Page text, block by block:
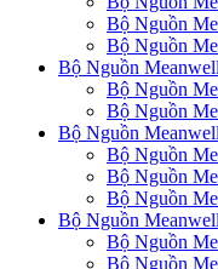
Bộ Nguồn
Bộ Nguồn
Bộ Nguồn
Bộ Nguồn
Bộ Nguồn
Bộ Nguồn
Bộ Nguồn
Bộ Nguồn
Bộ Nguồn
Bộ Nguồn
Bộ Nguồn
Bộ Nguồn